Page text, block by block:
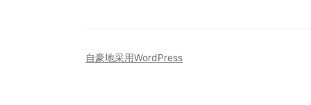
自豪地采用WordPress